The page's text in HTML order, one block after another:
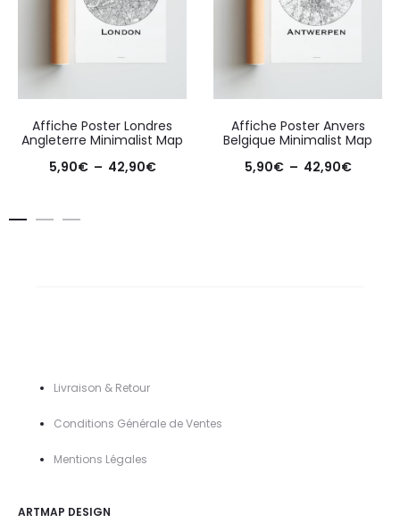
Affiche Poster Londres
Angleterre Minimalist Map
5,90€ – 42,90€Plage
Affiche Poster Anvers
Belgique Minimalist Map
5,90€ – 42,90€Plage
Livraison & Retour
Conditions Générale de Ventes
Mentions Légales
ARTMAP DESIGN